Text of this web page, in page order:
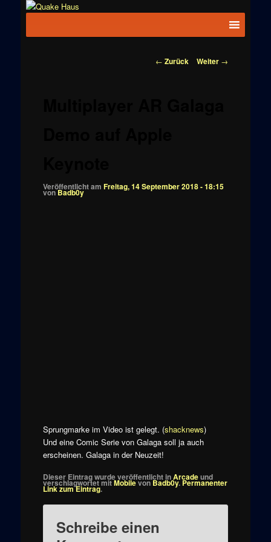
News zu
Beitragsnavigation
← Zurück Weiter →
Veröffentlicht am Freitag, 14 September 2018 - 18:15
vonBadb0y
Sprungmarke im Video ist gelegt. (shacknews)
Und eine Comic Serie von Galaga soll ja auch
erscheinen. Galaga in der Neuzeit!
Dieser Eintrag wurde veröffentlicht inArcadeund
verschlagwortet mitMobilevonBadb0y.Permanenter
Link zum Eintrag.
Schreibe einen